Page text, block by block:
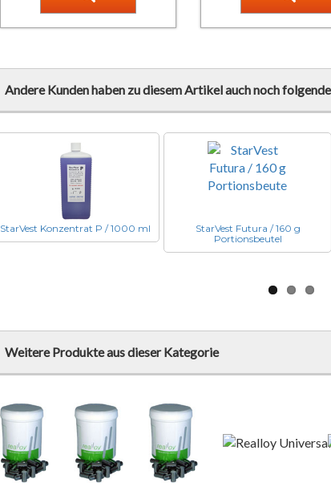
Andere Kunden haben zu diesem Artikel auch noch
StarVest Konzentrat P / 1000 ml
StarVest Futura / 160 g
Portionsbeutel
Weitere Produkte aus dieser Kategorie